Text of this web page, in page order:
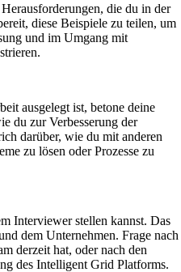
die du in der
diese Beispiele zu teilen, um
und im Umgang mit
ausgelegt ist, betone deine
du zur Verbesserung der
darüber, wie du mit anderen
zu lösen oder Prozesse zu
Interviewer stellen kannst. Das
dem Unternehmen. Frage nach
derzeit hat, oder nach den
des Intelligent Grid Platforms.